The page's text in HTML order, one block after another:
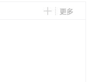
余种型号的萝卜专用机械。
斜辊筒毛刷波浪式萝卜清洗
经技术人员的不断改进和技